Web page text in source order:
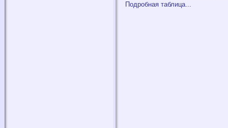
Подробная таблица...